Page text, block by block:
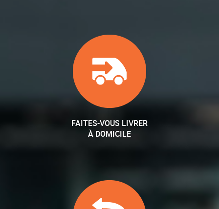
FAITES-VOUS LIVRER
À DOMICILE